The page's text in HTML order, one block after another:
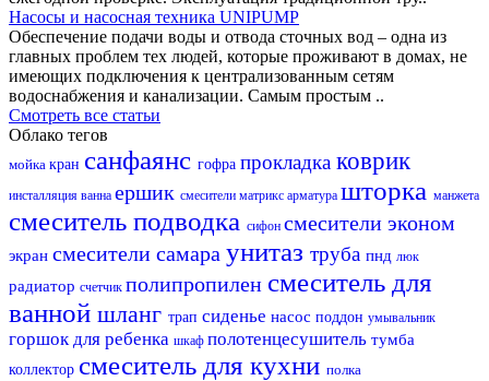
Насосы и насосная техника UNIPUMP
Обеспечение подачи воды и отвода сточных вод – одна из
главных проблем тех людей, которые проживают в домах, не
имеющих подключения к централизованным сетям
водоснабжения и канализации. Самым простым ..
Смотреть все статьи
Облако тегов
мойка кран санфаянс гофра прокладка коврик
инсталляция ванна ершик смесители матрикс арматура шторка манжета
смеситель подводка сифон смесители эконом
экран смесители самара унитаз труба пнд люк
радиатор счетчик полипропилен смеситель для
ванной шланг трап сиденье насос поддон умывальник
горшок для ребенка шкаф полотенцесушитель тумба
коллектор смеситель для кухни полка